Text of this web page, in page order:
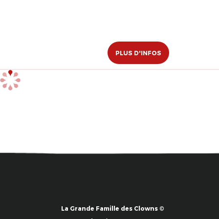
PLUS D'INFOS
La Grande Famille des Clowns ©